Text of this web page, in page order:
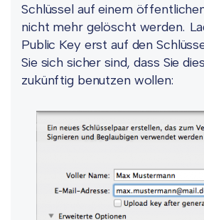
Schlüssel auf einem
nicht mehr gelöscht werden.
Public Key erst auf den
Sie sich sicher sind, dass Sie
zukünftig benutzen wollen: